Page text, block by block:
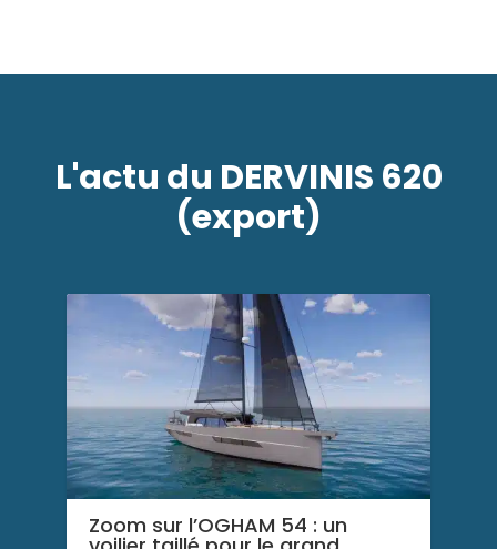
L'actu du DERVINIS 620
(export)
Zoom sur l’OGHAM 54 : un